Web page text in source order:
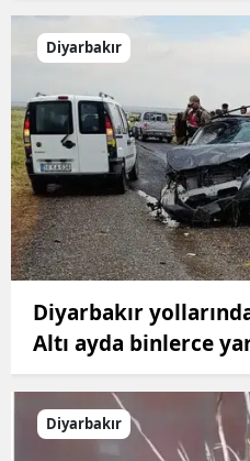
Diyarbakır
Diyarbakır
Altı ayda binlerce
Diyarbakır